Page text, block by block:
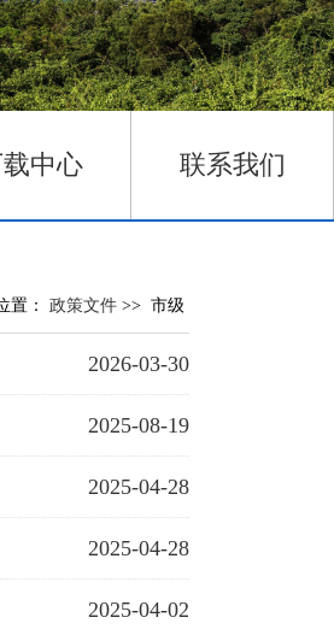
中心 联系我们
置： 政策文件 >> 市级
2026-03-30
2025-08-19
2025-04-28
2025-04-28
2025-04-02